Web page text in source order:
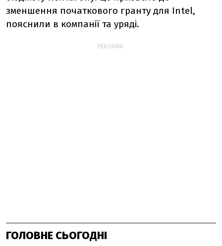
зменшення початкового гранту для Intel,
пояснили в компанії та уряді.
РЕКЛАМА:
ГОЛОВНЕ СЬОГОДНІ